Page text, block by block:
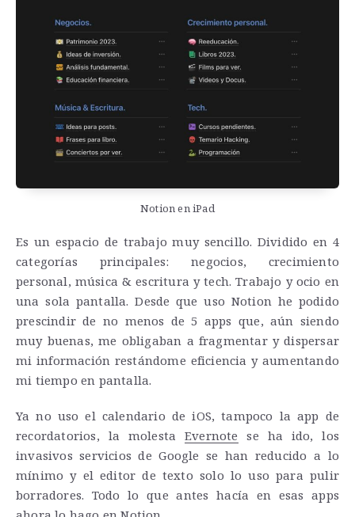
Notion en iPad
Es un espacio de trabajo muy sencillo. Dividido en 4
categorías principales: negocios, crecimiento
personal, música & escritura y tech. Trabajo y ocio en
una sola pantalla. Desde que uso Notion he podido
prescindir de no menos de 5 apps que, aún siendo
muy buenas, me obligaban a fragmentar y dispersar
mi información restándome eficiencia y aumentando
mi tiempo en pantalla.
Ya no uso el calendario de iOS, tampoco la app de
recordatorios, la molesta Evernote se ha ido, los
invasivos servicios de Google se han reducido a lo
mínimo y el editor de texto solo lo uso para pulir
borradores. Todo lo que antes hacía en esas apps